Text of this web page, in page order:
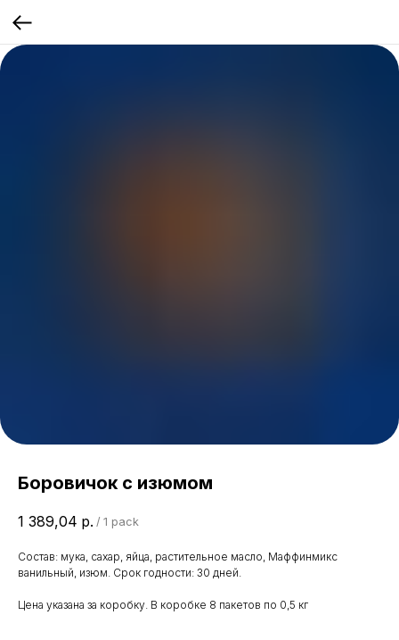
Боровичок с изюмом
1 389,04 р. / 1 pack
Состав: мука, сахар, яйца, растительное масло, Маффинмикс
ванильный, изюм. Срок годности: 30 дней.
Цена указана за коробку. В коробке 8 пакетов по 0,5 кг